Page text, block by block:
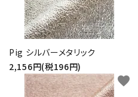
Pig シルバーメタリック
2,156円(税196円)
favorite